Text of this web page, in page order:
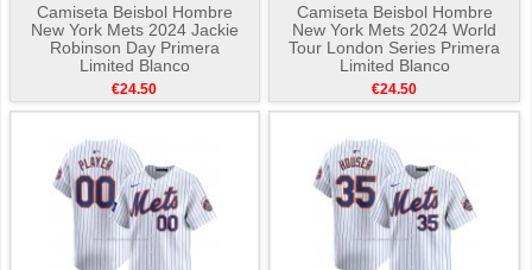
Camiseta Beisbol Hombre
New York Mets 2024 Jackie
Robinson Day Primera
Limited Blanco
€24.50
Camiseta Beisbol Hombre
New York Mets 2024 World
Tour London Series Primera
Limited Blanco
€24.50